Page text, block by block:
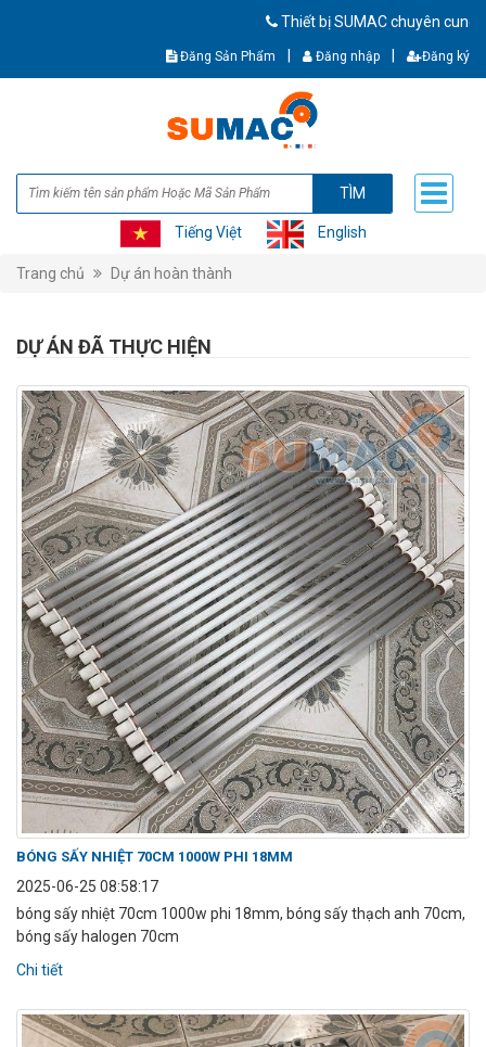
Thiết bị SUMAC chuyên cung cấp
Đăng Sản Phẩm Đăng nhập Đăng ký
TÌM
Tiếng Việt English
Trang chủ Dự án hoàn thành
DỰ ÁN ĐÃ THỰC HIỆN
BÓNG SẤY NHIỆT 70CM 1000W PHI 18MM
2025-06-25 08:58:17
bóng sấy nhiệt 70cm 1000w phi 18mm, bóng sấy thạch anh 70cm,
bóng sấy halogen 70cm
Chi tiết